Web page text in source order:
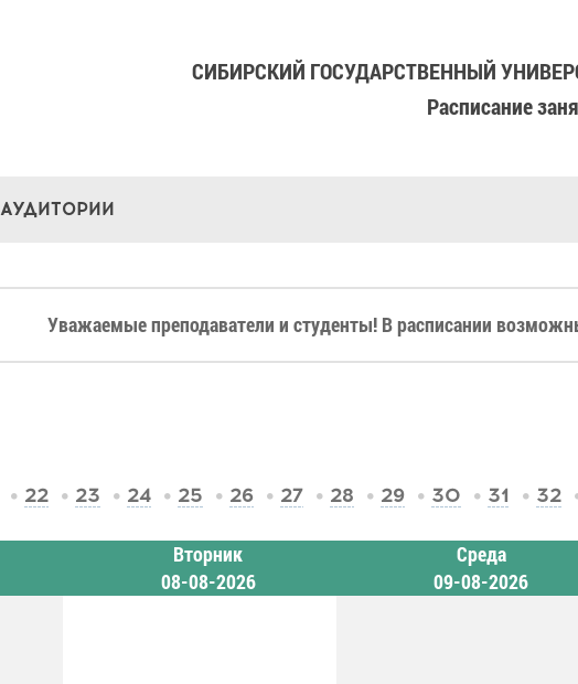
СИБИРСКИЙ ГОСУДАРСТВЕННЫЙ
Расписание
АУДИТОРИИ
Уважаемые преподаватели и студенты! В расписании
22 23 24 25 26 27 28 29 30 31 32
Вторник
08-08-2026
Среда
09-08-2026